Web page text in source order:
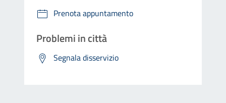
Prenota appuntamento
Problemi in città
Segnala disservizio